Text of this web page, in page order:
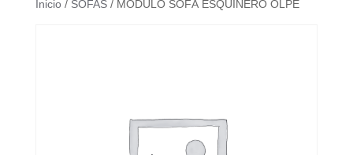
Inicio/ SOFAS/ MÓDULO SOFÁ ESQUINERO OLPE